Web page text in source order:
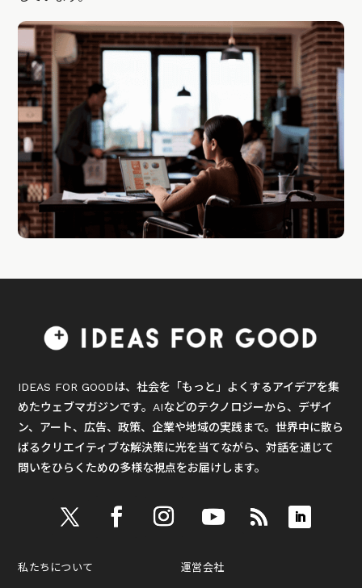
IDEAS FOR GOODは、社会を「もっと」よくするアイデアを集
めたウェブマガジンです。AIなどのテクノロジーから、デザイ
ン、アート、広告、政策、企業や地域の実践まで。世界中に散ら
ばるクリエイティブな解決策に光を当てながら、対話を通じて
問いをひらくための多様な視点をお届けします。
私たちについて 運営会社